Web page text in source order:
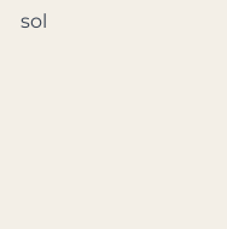
sol